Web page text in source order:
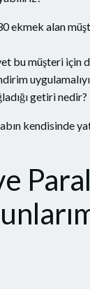
ekmek alan
bu müşteri için
getiri nedir?
kendisinde